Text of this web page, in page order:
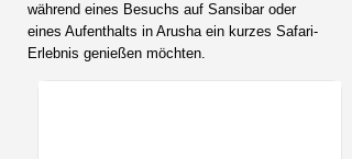
während eines Besuchs auf Sansibar oder
eines Aufenthalts in Arusha ein kurzes Safari-
Erlebnis genießen möchten.